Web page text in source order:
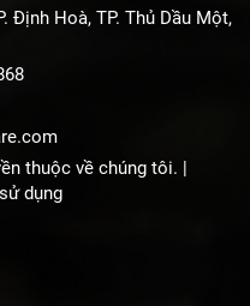
Định Hoà, TP. Thủ Dầu Một,
thuộc về chúng tôi. |
dụng